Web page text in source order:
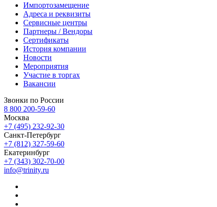
Импортозамещение
Адреса и реквизиты
Сервисные центры
Партнеры / Вендоры
Сертификаты
История компании
Новости
Мероприятия
Участие в торгах
Вакансии
Звонки по России
8 800 200-59-60
Москва
+7 (495) 232-92-30
Санкт-Петербург
+7 (812) 327-59-60
Екатеринбург
+7 (343) 302-70-00
info@trinity.ru